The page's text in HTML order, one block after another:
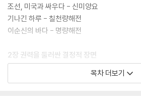
조선, 미국과 싸우다 - 신미양요
기나긴 하루 - 칠천량해전
이순신의 바다 - 명량해전
2장 권력을 둘러싼 결정적 장면
아들, 아버지에게 칼을 겨누다 - 제1차 왕자의 난
사모뿔을 빌리러 가는 길 - 계유정난
목차 더보기